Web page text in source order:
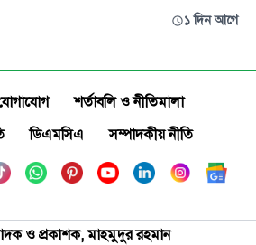
১ দিন আগে
শর্তাবলি ও নীতিমালা
ডিএমসিএ সম্পাদকীয় নীতি
ও প্রকাশক, মাহমুদুর রহমান